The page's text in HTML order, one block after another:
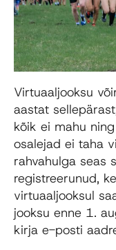
Virtuaaljooksu
aastat
kõik ei mahu
osalejad ei taha
rahvahulga seas
registreerunud,
virtuaaljooksul
jooksu enne 1.
kirja e-posti